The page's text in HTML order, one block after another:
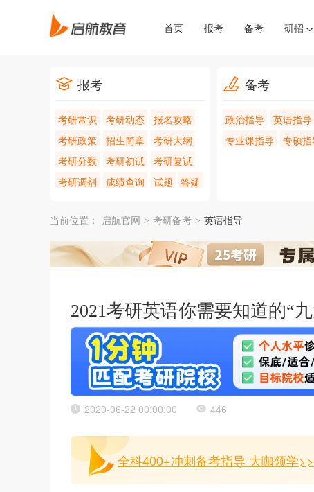
首页 报考 备考 研招
报考
考研常识 考研动态
报名攻略
考研政策
招生简章
考研大纲
考研分数
考研初试
考研复试
考研调剂
成绩查询 试题 答疑
备考
政治指导 英语指导
专业课指导
专硕指
当前位置： 启航官网 > 考研备考 > 英语指导
2021考研英语你需要知道的“
2020-06-22 00:00:00 446
全科400+冲刺备考指导 大咖领学>>